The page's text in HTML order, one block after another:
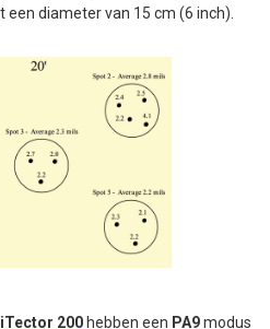
diameter van 15 cm (6 inch).
200 hebben een PA9modus